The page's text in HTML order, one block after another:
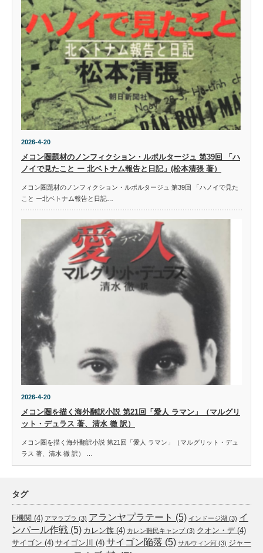
2026-4-20
メコン圏題材のノンフィクション・ルポルタージュ 第39回 「ハ
ノイで見たこと ー 北ベトナム報告と日記」(松本清張 著）
メコン圏題材のノンフィクション・ルポルタージュ 第39回 「ハノイで見た
こと ー北ベトナム報告と日記…
2026-4-20
メコン圏を描く海外翻訳小説 第21回「愛人 ラマン」（マルグリ
ット・デュラス 著、清水 徹 訳）
メコン圏を描く海外翻訳小説 第21回「愛人 ラマン」（マルグリット・デュ
ラス 著、清水 徹 訳） …
タグ
F機関 (4) アマラプラ (3) アランヤプラテート (5) インドージ湖 (3) イ
ンパール作戦 (5) カレン族 (4) カレン難民キャンプ(3) クオン・デ(4)
サイゴン (4) サイゴン川 (4) サイゴン陥落 (5) サルウィン河 (3) ジャー